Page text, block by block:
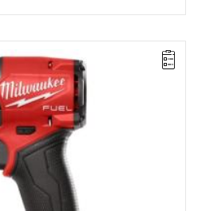
to wysokowydajne narzędzie
szybkie i efektywne wkręcanie
dla profesjonalistów i
MILWAUKEE® Redemption Classic,
akumulator za 2 zł.
posiadających NIP.
.